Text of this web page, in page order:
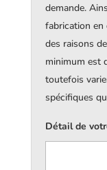
demande.
fabrication en
des raisons
minimum est
toutefois
spécifiques
Détail de